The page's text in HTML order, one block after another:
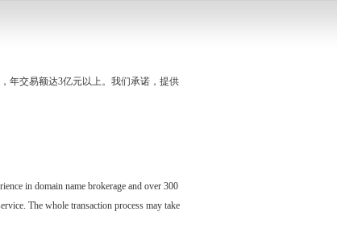
年交易额达3亿元以上。我们承诺，提供
in domain name brokerage and over 300
The whole transaction process may take